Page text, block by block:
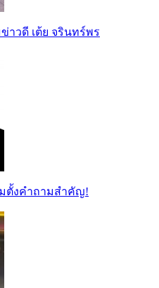
าวดี เต้ย จรินทร์พร
ตั้งคำถามสำคัญ!